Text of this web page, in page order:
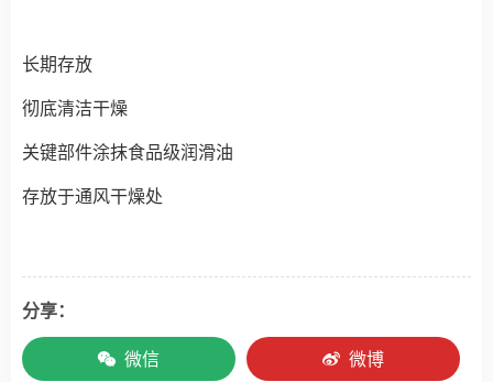
长期存放
彻底清洁干燥
关键部件涂抹食品级润滑油
存放于通风干燥处
分享：
微信
微博